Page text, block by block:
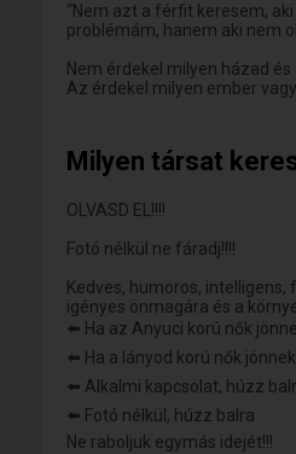
“Nem azt a férfit keresem,
problémám, hanem aki nem
Nem érdekel milyen házad és
Az érdekel milyen ember
Milyen társat
OLVASD EL!!!!
Fotó nélkül ne fáradj!!!!
Kedves, humoros, intelligens,
igényes önmagára és a
⬅️ Ha az Anyuci korú nők
⬅️ Ha a lányod korú nők
⬅️ Alkalmi kapcsolat, húzz
⬅️ Fotó nélkül, húzz balra
Ne raboljuk egymás idejét!!!